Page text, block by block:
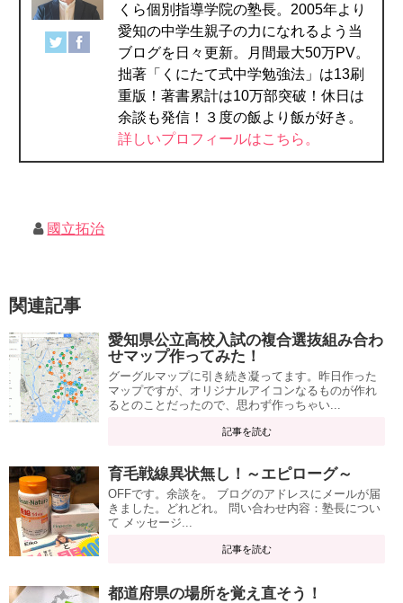
くら個別指導学院の塾長。2005年より
愛知の中学生親子の力になれるよう当
ブログを日々更新。月間最大50万PV。
拙著「くにたて式中学勉強法」は13刷
重版！著書累計は10万部突破！休日は
余談も発信！３度の飯より飯が好き。
詳しいプロフィールはこちら。
國立拓治
関連記事
愛知県公立高校入試の複合選抜組み合わ
せマップ作ってみた！
グーグルマップに引き続き凝ってます。昨日作った
マップですが、オリジナルアイコンなるものが作れ
るとのことだったので、思わず作っちゃい...
記事を読む
育毛戦線異状無し！～エピローグ～
OFFです。余談を。 ブログのアドレスにメールが届
きました。どれどれ。 問い合わせ内容：塾長につい
て メッセージ...
記事を読む
都道府県の場所を覚え直そう！